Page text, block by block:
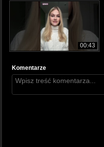
00:43
Komentarze